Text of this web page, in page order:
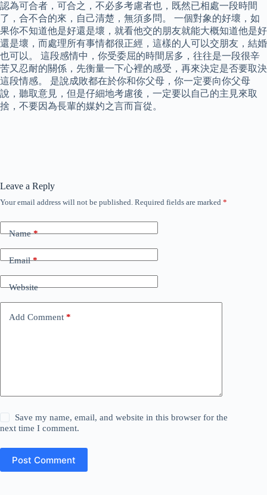
認為可合者，可合之，不必多考慮者也，既然已相處一段時間
了，合不合的來，自己清楚，無須多問。 一個對象的好壞，如
果你不知道他是好還是壞，就看他交的朋友就能大概知道他是好
還是壞，而處理所有事情都很正經，這樣的人可以交朋友，結婚
也可以。 這段感情中，你受委屈的時間居多，往往是一段很辛
苦又忍耐的關係，先衡量一下心裡的感受，再來決定是否要取決
這段情感。 是說成敗都在於你和你父母，你一定要向你父母
說，聽取意見，但是仔細地考慮後，一定要以自己的主見來取
捨，不要因為長輩的媒妁之言而盲從。
Leave a Reply
Your email address will not be published. Required fields are marked *
Name*
Email*
Website
Add Comment *
Save my name, email, and website in this browser for the
next time I comment.
Post Comment